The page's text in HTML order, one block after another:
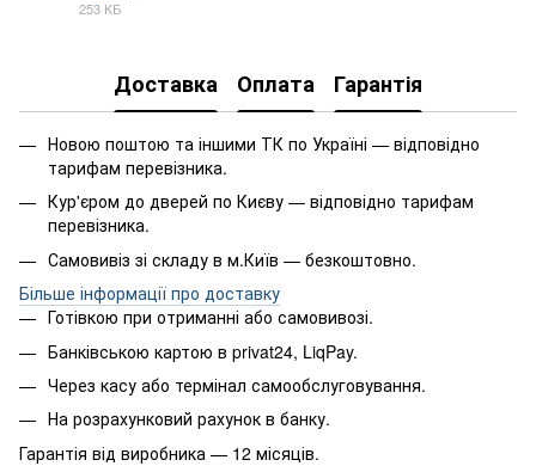
253 КБ
Доставка Оплата Гарантія
Новою поштою та іншими ТК по Україні — відповідно
тарифам перевізника.
Кур'єром до дверей по Києву — відповідно тарифам
перевізника.
Самовивіз зі складу в м.Київ — безкоштовно.
Більше інформації про доставку
Готівкою при отриманні або самовивозі.
Банківською картою в privat24, LiqPay.
Через касу або термінал самообслуговування.
На розрахунковий рахунок в банку.
Гарантія від виробника — 12 місяців.